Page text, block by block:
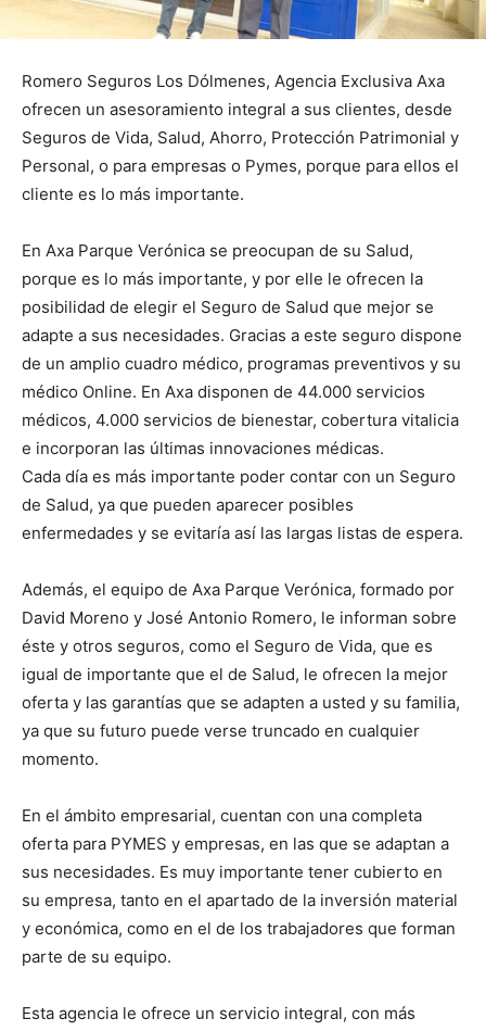
Romero Seguros Los Dólmenes, Agencia Exclusiva Axa
ofrecen un asesoramiento integral a sus clientes, desde
Seguros de Vida, Salud, Ahorro, Protección Patrimonial y
Personal, o para empresas o Pymes, porque para ellos el
cliente es lo más importante.
En Axa Parque Verónica se preocupan de su Salud,
porque es lo más importante, y por elle le ofrecen la
posibilidad de elegir el Seguro de Salud que mejor se
adapte a sus necesidades. Gracias a este seguro dispone
de un amplio cuadro médico, programas preventivos y su
médico Online. En Axa disponen de 44.000 servicios
médicos, 4.000 servicios de bienestar, cobertura vitalicia
e incorporan las últimas innovaciones médicas.
Cada día es más importante poder contar con un Seguro
de Salud, ya que pueden aparecer posibles
enfermedades y se evitaría así las largas listas de espera.
Además, el equipo de Axa Parque Verónica, formado por
David Moreno y José Antonio Romero, le informan sobre
éste y otros seguros, como el Seguro de Vida, que es
igual de importante que el de Salud, le ofrecen la mejor
oferta y las garantías que se adapten a usted y su familia,
ya que su futuro puede verse truncado en cualquier
momento.
En el ámbito empresarial, cuentan con una completa
oferta para PYMES y empresas, en las que se adaptan a
sus necesidades. Es muy importante tener cubierto en
su empresa, tanto en el apartado de la inversión material
y económica, como en el de los trabajadores que forman
parte de su equipo.
Esta agencia le ofrece un servicio integral, con más